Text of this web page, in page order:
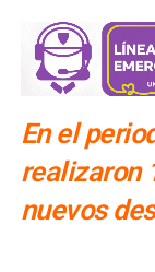
En el
realizaron
nuevos